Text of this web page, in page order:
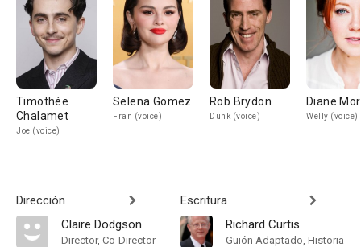
Timothée
Chalamet
Joe (voice)
Selena Gomez
Fran (voice)
Rob Brydon
Dunk (voice)
Diane
Welly (voice)
Dirección
Claire Dodgson
Director, Co-Director
Escritura
Richard Curtis
Guión Adaptado, Historia